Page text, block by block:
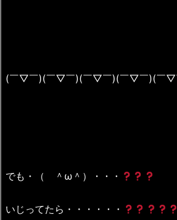
(￣▽￣)(￣▽￣)(￣▽￣)(￣▽￣)(￣▽
でも・（ ＾ω＾）・・・
いじってたら・・・・・・